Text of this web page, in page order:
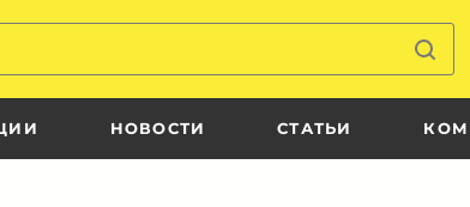
НОВОСТИ СТАТЬИ